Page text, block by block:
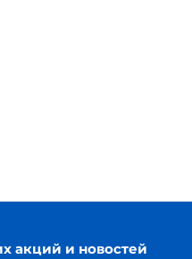
акций и новостей